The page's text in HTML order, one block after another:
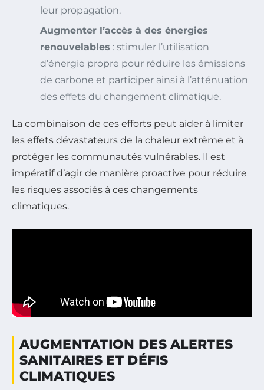
leur propagation.
Augmenter l’accès à des énergies
renouvelables : stimuler l’utilisation
d’énergie propre pour réduire les émissions
de carbone et participer ainsi à l’atténuation
des effets du changement climatique.
La combinaison de ces efforts peut aider à limiter
les effets dévastateurs de la chaleur extrême et à
protéger les communautés vulnérables. Il est
impératif d’agir de manière proactive pour réduire
les risques associés à ces changements
climatiques.
AUGMENTATION DES ALERTES
SANITAIRES ET DÉFIS
CLIMATIQUES